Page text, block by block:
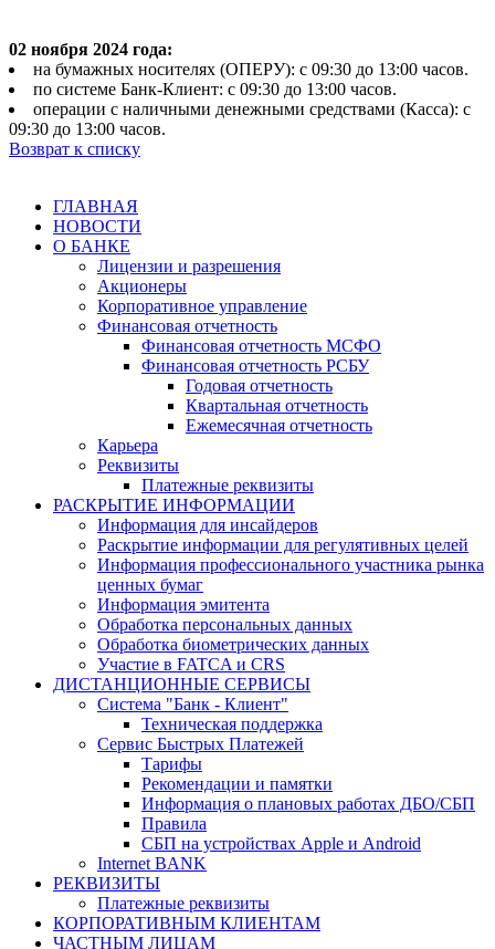
02 ноября 2024 года:
на бумажных носителях (ОПЕРУ): с 09:30 до 13:00 часов.
по системе Банк-Клиент: с 09:30 до 13:00 часов.
операции с наличными денежными средствами (Касса): с
09:30 до 13:00 часов.
Возврат к списку
ГЛАВНАЯ
НОВОСТИ
О БАНКЕ
Лицензии и разрешения
Акционеры
Корпоративное управление
Финансовая отчетность
Финансовая отчетность МСФО
Финансовая отчетность РСБУ
Годовая отчетность
Квартальная отчетность
Ежемесячная отчетность
Карьера
Реквизиты
Платежные реквизиты
РАСКРЫТИЕ ИНФОРМАЦИИ
Информация для инсайдеров
Раскрытие информации для регулятивных целей
Информация профессионального участника рынка
ценных бумаг
Информация эмитента
Обработка персональных данных
Обработка биометрических данных
Участие в FATCA и CRS
ДИСТАНЦИОННЫЕ СЕРВИСЫ
Система "Банк - Клиент"
Техническая поддержка
Сервис Быстрых Платежей
Тарифы
Рекомендации и памятки
Информация о плановых работах ДБО/СБП
Правила
СБП на устройствах Apple и Android
Internet BANK
РЕКВИЗИТЫ
Платежные реквизиты
КОРПОРАТИВНЫМ КЛИЕНТАМ
ЧАСТНЫМ ЛИЦАМ